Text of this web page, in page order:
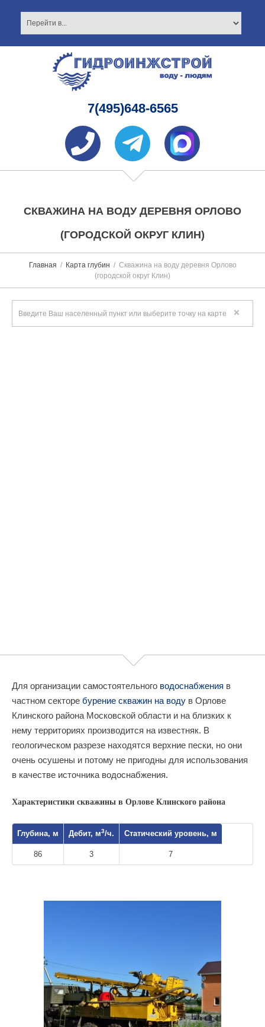
7(495)648-6565
СКВАЖИНА НА ВОДУ ДЕРЕВНЯ ОРЛОВО
(ГОРОДСКОЙ ОКРУГ КЛИН)
Главная Карта глубин
Скважина на воду деревня Орлово
(городской округ Клин)
Для организации самостоятельного водоснабжения в
частном секторе бурение скважин на воду в Орлове
Клинского района Московской области и на близких к
нему территориях производится на известняк. В
геологическом разрезе находятся верхние пески, но они
очень осушены и потому не пригодны для использования
в качестве источника водоснабжения.
Характеристики скважины в Орлове Клинского района
Глубина, м Дебит, м3/ч. Статический уровень, м
86 3 7